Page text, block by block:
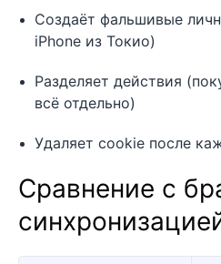
Создаёт фальшивые
iPhone из Токио)
Разделяет действия
всё отдельно)
Удаляет cookie после
Сравнение с